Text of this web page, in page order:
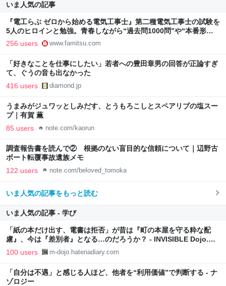
いま人気の記事
『電工らぶ ゼロから始める電気工事士』第二種電気工事士の試験を
5人のヒロインと勉強。青春しながら“過去問1000問”や“本番形式
CBT模擬試験”で本格的に学べるノベルゲーム | ゲーム・エンタメ
最新情報のファミ通.com
256 users www.famitsu.com
「好きなことを仕事にしたい」若者への豊田章男の回答が正論すぎ
て、ぐうの音も出なかった
416 users diamond.jp
うまみがジュワッとしみだす、とうもろこしとスペアリブの塩スー
プ｜有賀 薫
85 users note.com/kaorun
調査報告書を読んで② 根拠のない盲目的な信頼について｜辺野古
ボート転覆事故遺族メモ
122 users note.com/beloved_tomoka
いま人気の記事をもっと読む
いま人気の記事 - 学び
「紙の本だけ出す、電書は拒否」が昔は『町の本屋を守る粋な配
慮』、今は『差別者』となる…のだろうか？ - INVISIBLE Dojo.
ーQUIET & COLORFUL PLACE-
100 users m-dojo.hatenadiary.com
「自分は不遇」と感じる人ほど、他者を“利用価値”で判断する - ナ
ゾロジー